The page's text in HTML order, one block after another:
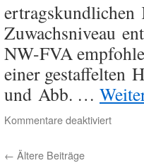
ertragskundlichen
Zuwachsniveau
NW-FVA
einer gestaffelten
und Abb. …
Kommentare deaktiviert
← Ältere Beiträge